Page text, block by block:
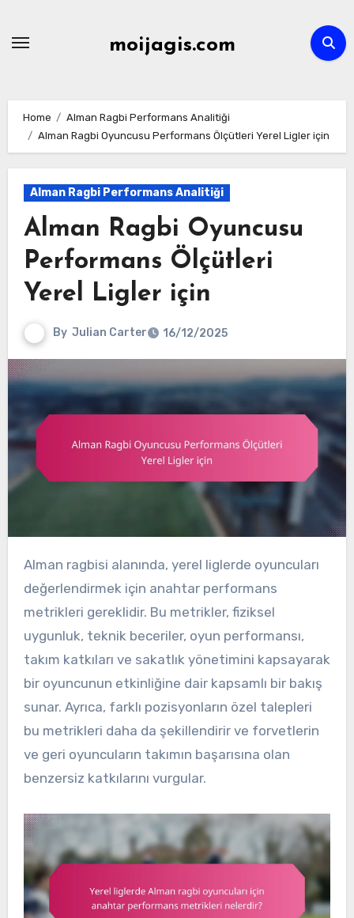
moijagis.com
Home
Alman Ragbi Performans Analitiği
Alman Ragbi Oyuncusu Performans Ölçütleri Yerel Ligler için
Alman Ragbi Performans Analitiği
Alman Ragbi Oyuncusu
Performans Ölçütleri
Yerel Ligler için
By Julian Carter 16/12/2025
Alman ragbisi alanında, yerel liglerde oyuncuları
değerlendirmek için anahtar performans
metrikleri gereklidir. Bu metrikler, fiziksel
uygunluk, teknik beceriler, oyun performansı,
takım katkıları ve sakatlık yönetimini kapsayarak
bir oyuncunun etkinliğine dair kapsamlı bir bakış
sunar. Ayrıca, farklı pozisyonların özel talepleri
bu metrikleri daha da şekillendirir ve forvetlerin
ve geri oyuncuların takımın başarısına olan
benzersiz katkılarını vurgular.